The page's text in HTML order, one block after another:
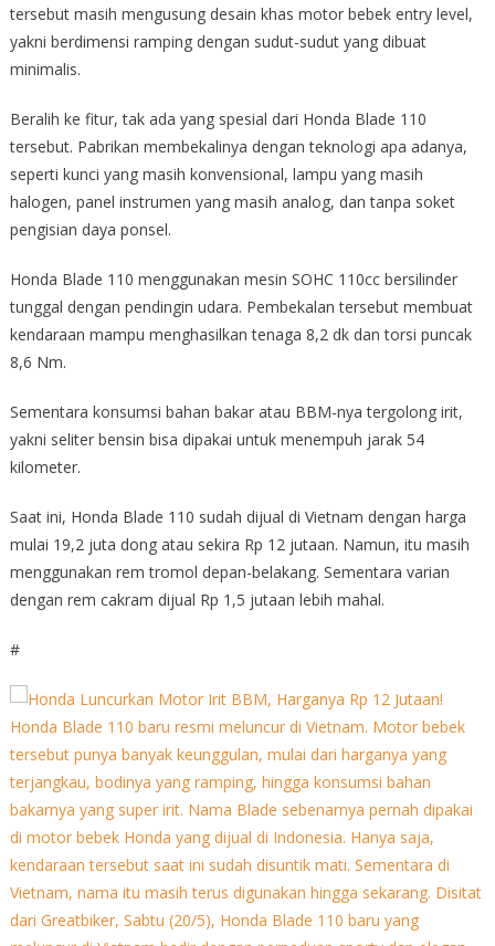
tersebut masih mengusung desain khas motor bebek entry level,
yakni berdimensi ramping dengan sudut-sudut yang dibuat
minimalis.
Beralih ke fitur, tak ada yang spesial dari Honda Blade 110
tersebut. Pabrikan membekalinya dengan teknologi apa adanya,
seperti kunci yang masih konvensional, lampu yang masih
halogen, panel instrumen yang masih analog, dan tanpa soket
pengisian daya ponsel.
Honda Blade 110 menggunakan mesin SOHC 110cc bersilinder
tunggal dengan pendingin udara. Pembekalan tersebut membuat
kendaraan mampu menghasilkan tenaga 8,2 dk dan torsi puncak
8,6 Nm.
Sementara konsumsi bahan bakar atau BBM-nya tergolong irit,
yakni seliter bensin bisa dipakai untuk menempuh jarak 54
kilometer.
Saat ini, Honda Blade 110 sudah dijual di Vietnam dengan harga
mulai 19,2 juta dong atau sekira Rp 12 jutaan. Namun, itu masih
menggunakan rem tromol depan-belakang. Sementara varian
dengan rem cakram dijual Rp 1,5 jutaan lebih mahal.
#